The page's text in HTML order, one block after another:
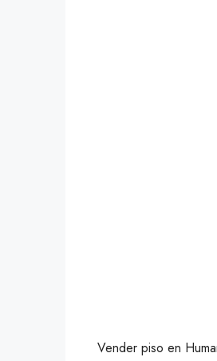
Vender piso en